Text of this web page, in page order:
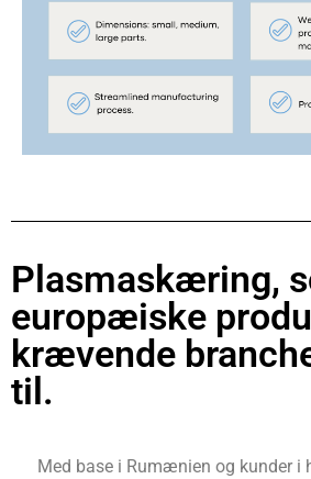
Plasmaskæring,
europæiske
krævende
til.
Med base i Rumænien og kunder i